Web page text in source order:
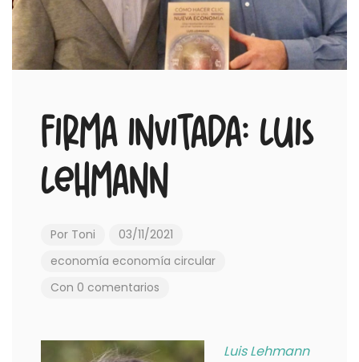
Firma Invitada: Luis
Lehmann
Por Toni
03/11/2021
economía economía circular
Con 0 comentarios
Luis Lehmann